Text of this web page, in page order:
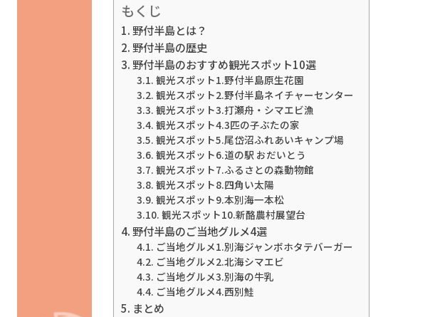
もくじ
野付半島とは？
野付半島の歴史
野付半島のおすすめ観光スポット10選
観光スポット1.野付半島原生花園
観光スポット2.野付半島ネイチャーセンター
観光スポット3.打瀬舟・シマエビ漁
観光スポット4.3匹の子ぶたの家
観光スポット5.尾岱沼ふれあいキャンプ場
観光スポット6.道の駅 おだいとう
観光スポット7.ふるさとの森動物館
観光スポット8.四角い太陽
観光スポット9.本別海一本松
観光スポット10.新酪農村展望台
野付半島のご当地グルメ4選
ご当地グルメ1.別海ジャンボホタテバーガー
ご当地グルメ2.北海シマエビ
ご当地グルメ3.別海の牛乳
ご当地グルメ4.西別鮭
まとめ